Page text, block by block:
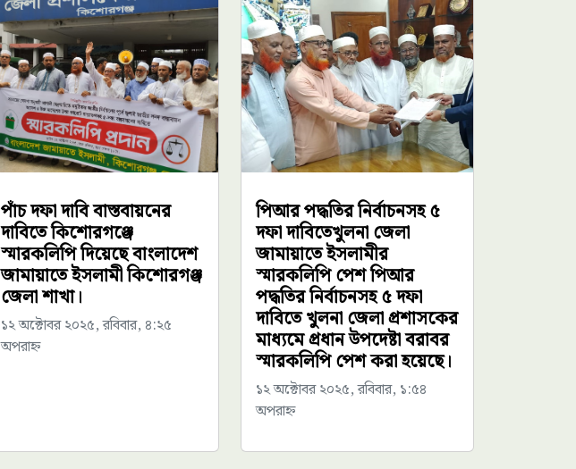
পাঁচ দফা দাবি বাস্তবায়নের
দাবিতে কিশোরগঞ্জে
স্মারকলিপি দিয়েছে বাংলাদেশ
জামায়াতে ইসলামী কিশোরগঞ্জ
জেলা শাখা।
১২ অক্টোবর ২০২৫, রবিবার, ৪:২৫
অপরাহ্ন
পিআর পদ্ধতির নির্বাচনসহ ৫
দফা দাবিতেখুলনা জেলা
জামায়াতে ইসলামীর
স্মারকলিপি পেশ পিআর
পদ্ধতির নির্বাচনসহ ৫ দফা
দাবিতে খুলনা জেলা প্রশাসকের
মাধ্যমে প্রধান উপদেষ্টা বরাবর
স্মারকলিপি পেশ করা হয়েছে।
১২ অক্টোবর ২০২৫, রবিবার, ১:৫৪
অপরাহ্ন